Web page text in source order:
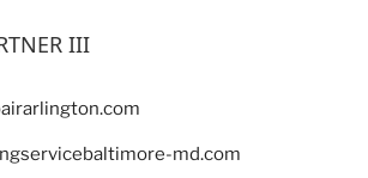
III
md.com